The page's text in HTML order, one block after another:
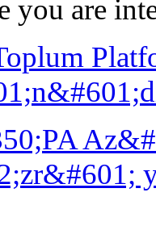
you are